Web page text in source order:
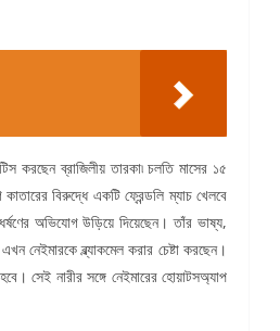
করছেন ব্রাজিলীয় তারকা৷ চলতি মাসের ১৫
বিরুদ্ধে একটি ফ্রেন্ডলি ম্যাচ খেলবে
অভিযোগ উড়িয়ে দিয়েছেন। তাঁর ভাষ্য,
নেইমারকে ব্ল্যাকমেল করার চেষ্টা করছেন।
সেই নারীর সঙ্গে নেইমারের হোয়াটসঅ্যাপ